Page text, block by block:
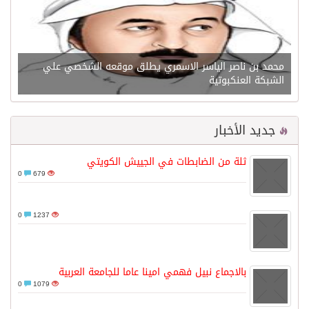
محمد بن ناصر الياسر الاسمري يطلق موقعه الشخصي علي
الشبكة العنكبوتية
جديد الأخبار
ثلة من الضابطات في الجييش الكويتي
679
1237
بالاجماع نبيل فهمي امينا عاما للجامعة العربية
1079